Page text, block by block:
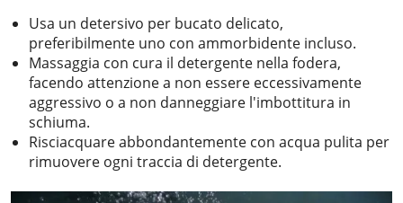
Usa un detersivo per bucato delicato,
preferibilmente uno con ammorbidente incluso.
Massaggia con cura il detergente nella fodera,
facendo attenzione a non essere eccessivamente
aggressivo o a non danneggiare l'imbottitura in
schiuma.
Risciacquare abbondantemente con acqua pulita per
rimuovere ogni traccia di detergente.